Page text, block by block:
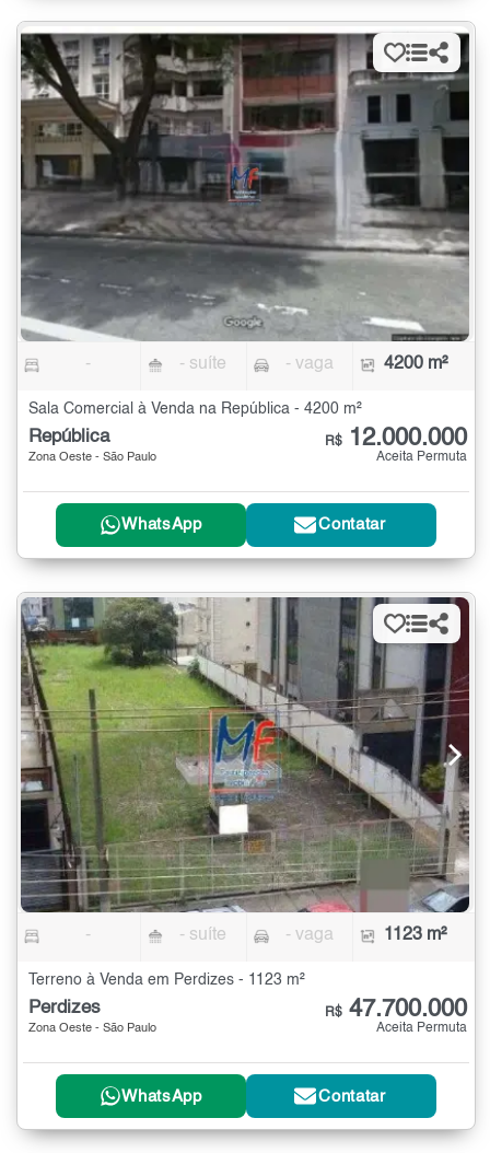
- - suíte - vaga 4200 m²
Sala Comercial à Venda na República - 4200 m²
República
Zona Oeste - São Paulo
R$ 12.000.000
Aceita Permuta
WhatsApp Contatar
- - suíte - vaga 1123 m²
Terreno à Venda em Perdizes - 1123 m²
Perdizes
Zona Oeste - São Paulo
R$ 47.700.000
Aceita Permuta
WhatsApp Contatar